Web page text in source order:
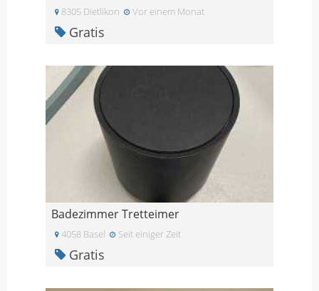
8305 Dietlikon Vor einem Monat
Gratis
Badezimmer Tretteimer
4058 Basel Seit einiger Zeit
Gratis